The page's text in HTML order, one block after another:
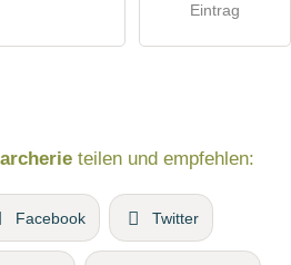
Eintrag
teilen und empfehlen:
Facebook Twitter